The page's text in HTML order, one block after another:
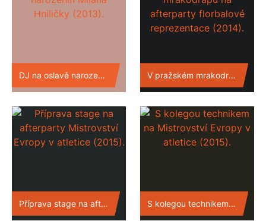
DJ na oslavě narozenin Milana Hniličky (2013). V pražském mrakodrapu na afterparty florbalové reprezentace (2014).
Příprava stage na afterparty Mistrovství Evropy v atletice (2015). S kolegou technikem na Mistrovství Evropy v atletice (2015).